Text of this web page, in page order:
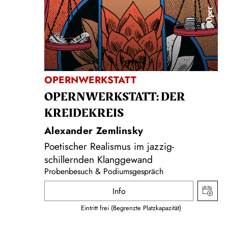
Oper
OPERNWERKSTATT
OPERNWERKSTATT: DER
KREIDEKREIS
Alexander Zemlinsky
Poetischer Realismus im jazzig-
schillernden Klanggewand
Probenbesuch & Podiumsgespräch
Info
Eintritt frei (Begrenzte Platzkapazität)